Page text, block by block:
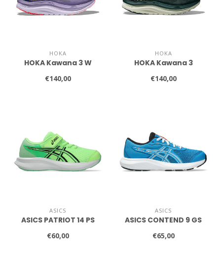
HOKA
HOKA Kawana 3 W
€140,00
HOKA
HOKA Kawana 3
€140,00
ASICS
ASICS PATRIOT 14 PS
€60,00
ASICS
ASICS CONTEND 9 GS
€65,00